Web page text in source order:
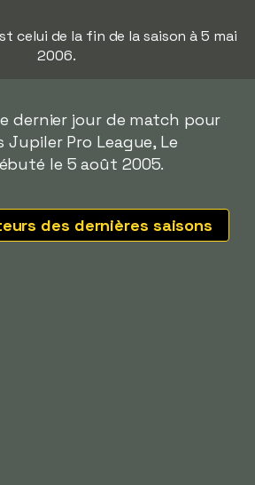
celui de la fin de la saison à 5 mai
2006.
dernier jour de match pour
Pro League, Le
le 5 août 2005.
des dernières saisons